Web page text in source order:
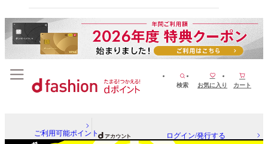
検索 お気に入り カート
ご利用可能ポイント ログイン/発行する